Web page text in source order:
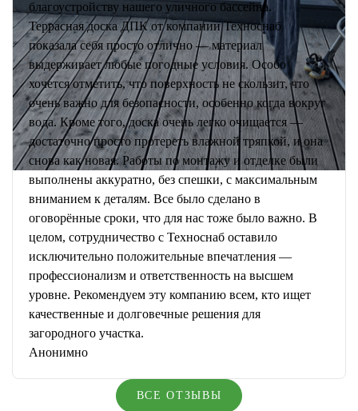
благоустройству нашего уличного бассейна.
Террасная доска ДПК от компании Техноснаб
показала себя просто отлично — материал
выдерживает любые погодные условия. Особо
хочется отметить, что поверхность не скользит, что
очень важно для безопасности, особенно когда вокруг
вода. Кроме того, доска очень легко очищается —
достаточно просто протереть влажной тряпкой, и она
снова как новая. Работы по монтажу и отделке были
выполнены аккуратно, без спешки, с максимальным
вниманием к деталям. Все было сделано в
оговорённые сроки, что для нас тоже было важно. В
целом, сотрудничество с Техноснаб оставило
исключительно положительные впечатления —
профессионализм и ответственность на высшем
уровне. Рекомендуем эту компанию всем, кто ищет
качественные и долговечные решения для
загородного участка.
Анонимно
ВСЕ ОТЗЫВЫ